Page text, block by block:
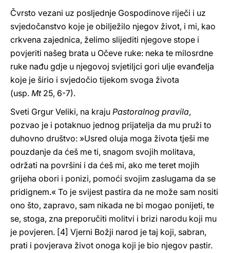
Čvrsto vezani uz posljednje Gospodinove riječi i uz
svjedočanstvo koje je obilježilo njegov život, i mi, kao
crkvena zajednica, želimo slijediti njegove stope i
povjeriti našeg brata u Očeve ruke: neka te milosrdne
ruke nađu gdje u njegovoj svjetiljci gori ulje evanđelja
koje je širio i svjedočio tijekom svoga života
(usp. Mt25, 6-7).
Sveti Grgur Veliki, na kraju Pastoralnog pravila,
pozvao je i potaknuo jednog prijatelja da mu pruži to
duhovno društvo: »Usred oluja moga života tješi me
pouzdanje da ćeš me ti, snagom svojih molitava,
održati na površini i da ćeš mi, ako me teret mojih
grijeha obori i ponizi, pomoći svojim zaslugama da se
pridignem.« To je svijest pastira da ne može sam nositi
ono što, zapravo, sam nikada ne bi mogao ponijeti, te
se, stoga, zna preporučiti molitvi i brizi narodu koji mu
je povjeren. [4] Vjerni Božji narod je taj koji, sabran,
prati i povjerava život onoga koji je bio njegov pastir.